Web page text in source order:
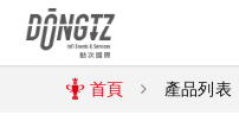
首頁 產品列表